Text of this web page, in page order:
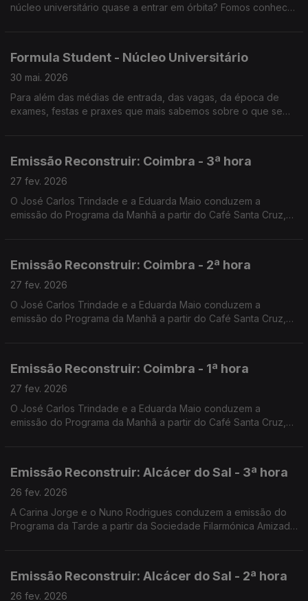
núcleo universitário quase a entrar em órbita? Fomos conhecer
Formula Student - Núcleo Universitário
30 mai. 2026
Para além das médias de entrada, das vagas, da época de
exames, festas e praxes que mais sabemos sobre o que se
Emissão Reconstruir: Coimbra - 3ª hora
27 fev. 2026
O José Carlos Trindade e a Eduarda Maio conduzem a
emissão do Programa da Manhã a partir do Café Santa Cruz,
Emissão Reconstruir: Coimbra - 2ª hora
27 fev. 2026
O José Carlos Trindade e a Eduarda Maio conduzem a
emissão do Programa da Manhã a partir do Café Santa Cruz,
Emissão Reconstruir: Coimbra - 1ª hora
27 fev. 2026
O José Carlos Trindade e a Eduarda Maio conduzem a
emissão do Programa da Manhã a partir do Café Santa Cruz,
Emissão Reconstruir: Alcácer do Sal - 3ª hora
26 fev. 2026
A Carina Jorge e o Nuno Rodrigues conduzem a emissão do
Programa da Tarde a partir da Sociedade Filarmónica Amizade
Emissão Reconstruir: Alcácer do Sal - 2ª hora
26 fev. 2026